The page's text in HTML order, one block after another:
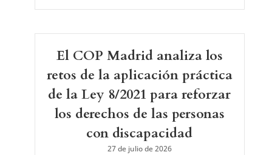
El COP Madrid analiza los
retos de la aplicación práctica
de la Ley 8/2021 para reforzar
los derechos de las personas
con discapacidad
27 de julio de 2026